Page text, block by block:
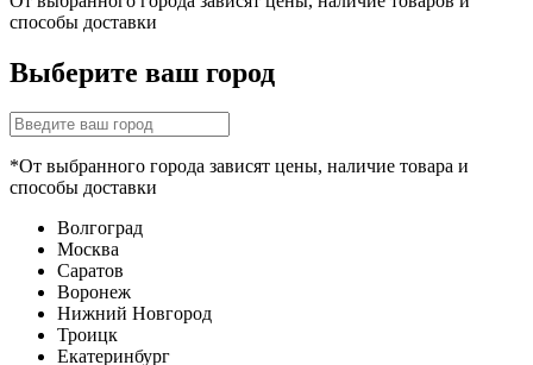
способы доставки
Выберите ваш город
*От выбранного города зависят цены, наличие товара и
способы доставки
Волгоград
Москва
Саратов
Воронеж
Нижний Новгород
Троицк
Екатеринбург